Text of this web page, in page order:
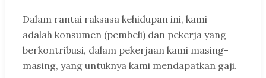
Dalam rantai raksasa kehidupan ini, kami
adalah konsumen (pembeli) dan pekerja yang
berkontribusi, dalam pekerjaan kami masing-
masing, yang untuknya kami mendapatkan gaji.